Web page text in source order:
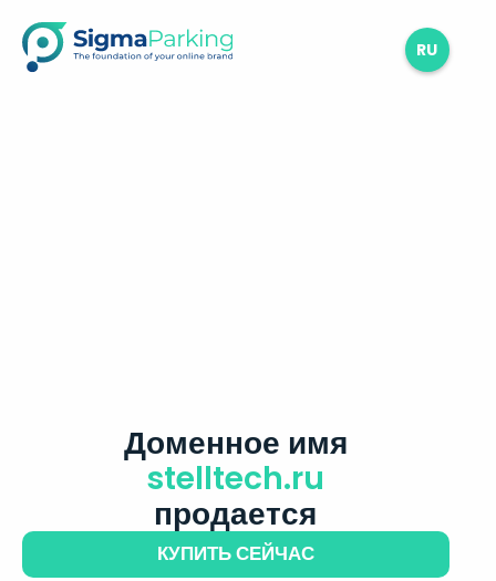
RU
Доменное имя
stelltech.ru
продается
КУПИТЬ СЕЙЧАС